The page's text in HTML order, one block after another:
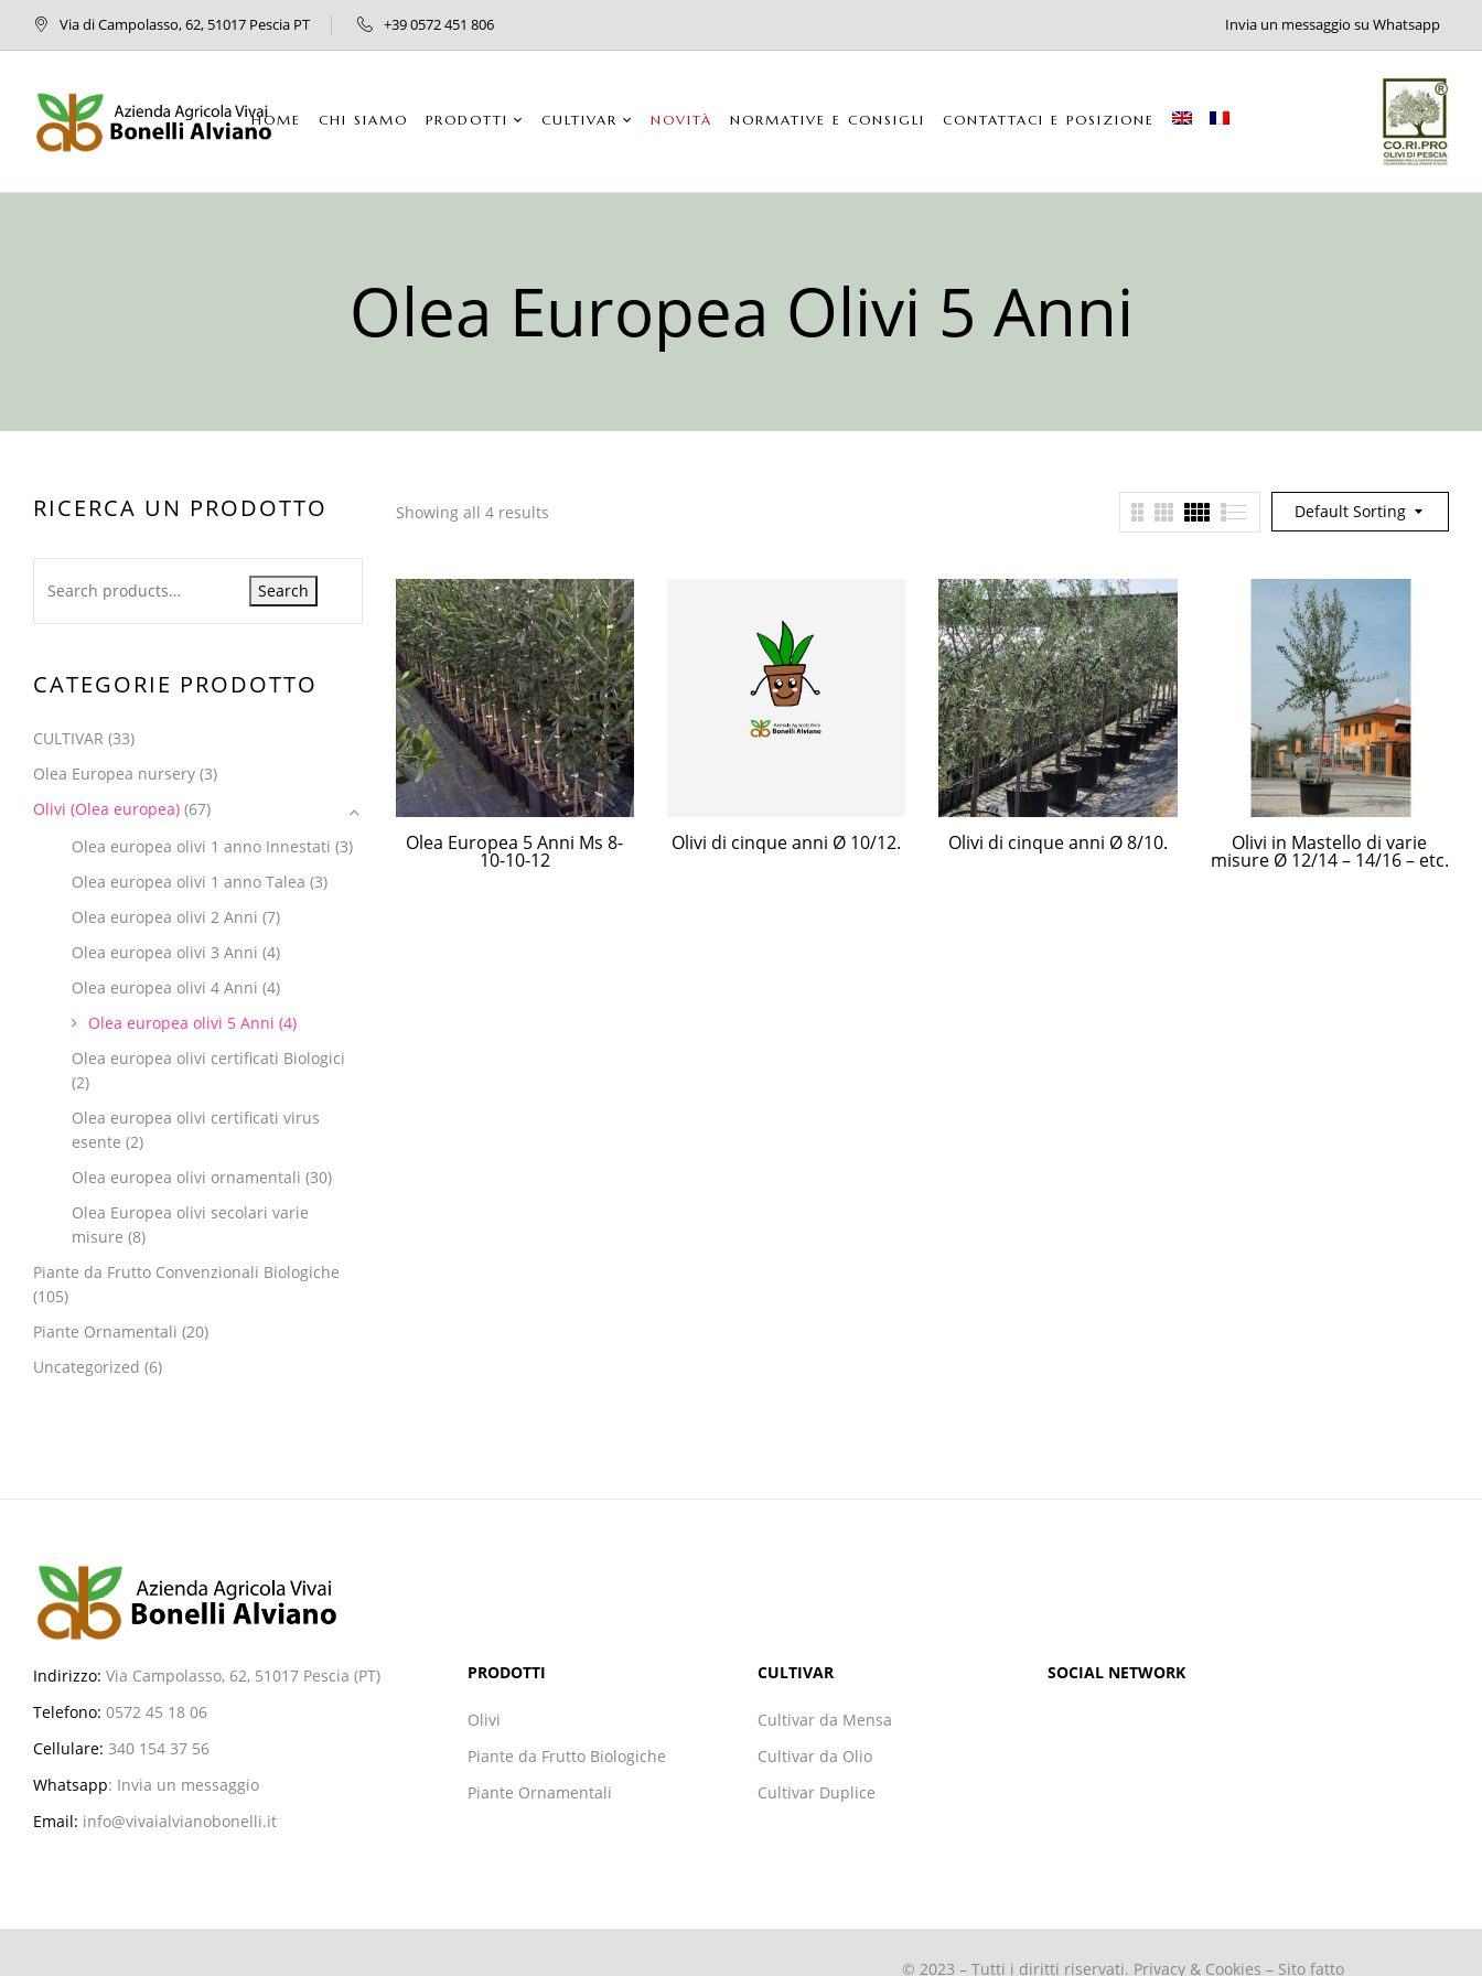
Via di Campolasso, 62, 51017 Pescia PT +39 0572 451 806 Invia un messaggio su Whatsapp
HOME CHI SIAMO PRODOTTI CULTIVAR NOVITÀ NORMATIVE E CONSIGLI CONTATTACI E POSIZIONE
Olea Europea Olivi 5 Anni
RICERCA UN PRODOTTO
Search
CATEGORIE PRODOTTO
CULTIVAR (33)
Olea Europea nursery (3)
Olivi (Olea europea) (67)
Olea europea olivi 1 anno Innestati (3)
Olea europea olivi 1 anno Talea (3)
Olea europea olivi 2 Anni (7)
Olea europea olivi 3 Anni (4)
Olea europea olivi 4 Anni (4)
Olea europea olivi 5 Anni (4)
Olea europea olivi certificati Biologici
(2)
Olea europea olivi certificati virus
esente (2)
Olea europea olivi ornamentali (30)
Olea Europea olivi secolari varie
misure (8)
Piante da Frutto Convenzionali Biologiche
(105)
Piante Ornamentali (20)
Uncategorized (6)
Default Sorting
Showing all 4 results
Olea Europea 5 Anni Ms 8-
10-10-12
Olivi di cinque anni Ø 10/12. Olivi di cinque anni Ø 8/10. Olivi in Mastello di varie
misure Ø 12/14 – 14/16 – etc.
Indirizzo: Via Campolasso, 62, 51017 Pescia (PT)
Telefono: 0572 45 18 06
Cellulare: 340 154 37 56
Whatsapp: Invia un messaggio
Email: info@vivaialvianobonelli.it
PRODOTTI
Olivi
Piante da Frutto Biologiche
Piante Ornamentali
CULTIVAR
Cultivar da Mensa
Cultivar da Olio
Cultivar Duplice
SOCIAL NETWORK
© 2023 – Tutti i diritti riservati. Privacy & Cookies – Sito fatto